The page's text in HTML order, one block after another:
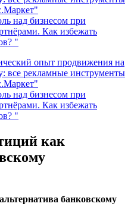
над бизнесом при
Как избежать
"
опыт продвижения на
все рекламные инструменты
над бизнесом при
Как избежать
"
как
банковскому